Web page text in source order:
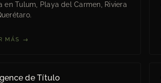
en Tulum, Playa del Carmen, Riviera
MÁS →
de Título